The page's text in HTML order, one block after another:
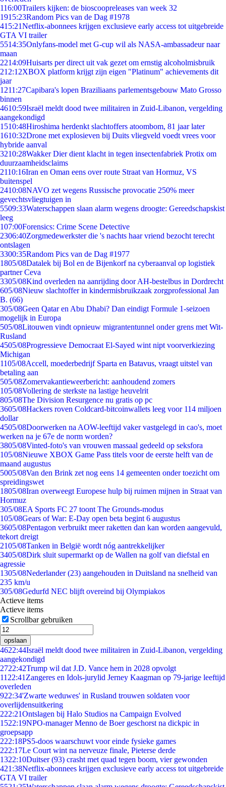
116:00Trailers kijken: de bioscoopreleases van week 32
1915:23Random Pics van de Dag #1978
415:21Netflix-abonnees krijgen exclusieve early access tot uitgebreide
GTA VI trailer
5514:35Onlyfans-model met G-cup wil als NASA-ambassadeur naar
maan
2214:09Huisarts per direct uit vak gezet om ernstig alcoholmisbruik
212:12XBOX platform krijgt zijn eigen "Platinum" achievements dit
jaar
1211:27Capibara's lopen Braziliaans parlementsgebouw Mato Grosso
binnen
4610:59Israël meldt dood twee militairen in Zuid-Libanon, vergelding
aangekondigd
1510:48Hiroshima herdenkt slachtoffers atoombom, 81 jaar later
1610:32Drone met explosieven bij Duits vliegveld voedt vrees voor
hybride aanval
3210:28Wakker Dier dient klacht in tegen insectenfabriek Protix om
duurzaamheidsclaims
2110:16Iran en Oman eens over route Straat van Hormuz, VS
buitenspel
2410:08NAVO zet wegens Russische provocatie 250% meer
gevechtsvliegtuigen in
5509:33Waterschappen slaan alarm wegens droogte: Gereedschapskist
leeg
107:00Forensics: Crime Scene Detective
2306:40Zorgmedewerkster die 's nachts haar vriend bezocht terecht
ontslagen
3300:35Random Pics van de Dag #1977
1805/08Datalek bij Bol en de Bijenkorf na cyberaanval op logistiek
partner Ceva
3305/08Kind overleden na aanrijding door AH-bestelbus in Dordrecht
605/08Nieuw slachtoffer in kindermisbruikzaak zorgprofessional Jan
B. (66)
305/08Geen Qatar en Abu Dhabi? Dan eindigt Formule 1-seizoen
mogelijk in Europa
505/08Litouwen vindt opnieuw migrantentunnel onder grens met Wit-
Rusland
4505/08Progressieve Democraat El-Sayed wint nipt voorverkiezing
Michigan
1105/08Accell, moederbedrijf Sparta en Batavus, vraagt uitstel van
betaling aan
505/08Zomervakantieweerbericht: aanhoudend zomers
105/08Vollering de sterkste na lastige heuvelrit
805/08The Division Resurgence nu gratis op pc
3605/08Hackers roven Coldcard-bitcoinwallets leeg voor 114 miljoen
dollar
4505/08Doorwerken na AOW-leeftijd vaker vastgelegd in cao's, moet
werken na je 67e de norm worden?
3805/08Vinted-foto's van vrouwen massaal gedeeld op seksfora
105/08Nieuwe XBOX Game Pass titels voor de eerste helft van de
maand augustus
5005/08Van den Brink zet nog eens 14 gemeenten onder toezicht om
spreidingswet
1805/08Iran overweegt Europese hulp bij ruimen mijnen in Straat van
Hormuz
305/08EA Sports FC 27 toont The Grounds-modus
105/08Gears of War: E-Day open beta begint 6 augustus
3605/08Pentagon verbruikt meer raketten dan kan worden aangevuld,
tekort dreigt
2105/08Tanken in België wordt nóg aantrekkelijker
3405/08Dirk sluit supermarkt op de Wallen na golf van diefstal en
agressie
1305/08Nederlander (23) aangehouden in Duitsland na snelheid van
235 km/u
305/08Gedurfd NEC blijft overeind bij Olympiakos
Actieve items
Actieve items
Scrollbar gebruiken
opslaan
4622:44Israël meldt dood twee militairen in Zuid-Libanon, vergelding
aangekondigd
2722:42Trump wil dat J.D. Vance hem in 2028 opvolgt
11 22:41 Zangeres en Idols-jurylid Jerney Kaagman op 79-jarige leeftijd
overleden
922:34'Zwarte weduwes' in Rusland trouwen soldaten voor
overlijdensuitkering
222:21Ontslagen bij Halo Studios na Campaign Evolved
1522:19NPO-manager Menno de Boer geschorst na dickpic in
groepsapp
222:18PS5-doos waarschuwt voor einde fysieke games
222:17Le Court wint na nerveuze finale, Pieterse derde
1322:10Duitser (93) crasht met quad tegen boom, vier gewonden
421:38Netflix-abonnees krijgen exclusieve early access tot uitgebreide
GTA VI trailer